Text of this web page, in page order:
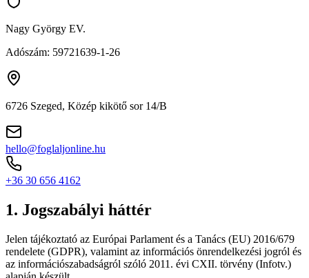
Nagy György EV.
Adószám: 59721639-1-26
6726 Szeged, Közép kikötő sor 14/B
hello@foglaljonline.hu
+36 30 656 4162
1. Jogszabályi háttér
Jelen tájékoztató az Európai Parlament és a Tanács (EU) 2016/679
rendelete (GDPR), valamint az információs önrendelkezési jogról és
az információszabadságról szóló 2011. évi CXII. törvény (Infotv.)